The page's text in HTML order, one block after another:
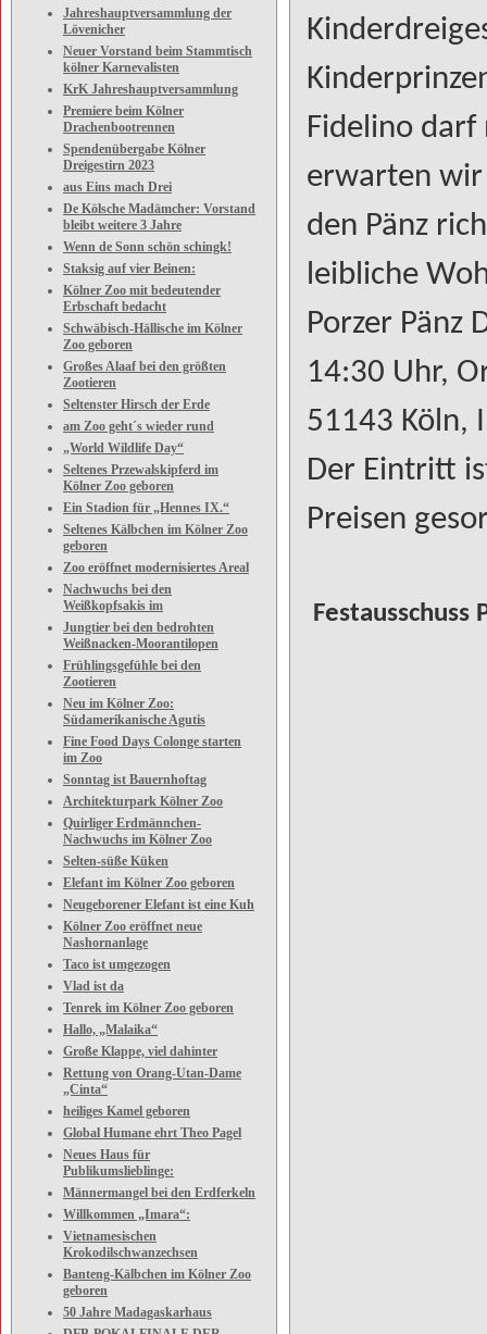
Jahreshauptversammlung der
Lövenicher
Neuer Vorstand beim Stammtisch
kölner Karnevalisten
KrK Jahreshauptversammlung
Premiere beim Kölner
Drachenbootrennen
Spendenübergabe Kölner
Dreigestirn 2023
aus Eins mach Drei
De Kölsche Madämcher: Vorstand
bleibt weitere 3 Jahre
Wenn de Sonn schön schingk!
Staksig auf vier Beinen:
Kölner Zoo mit bedeutender
Erbschaft bedacht
Schwäbisch-Hällische im Kölner
Zoo geboren
Großes Alaaf bei den größten
Zootieren
Seltenster Hirsch der Erde
am Zoo geht´s wieder rund
„World Wildlife Day“
Seltenes Przewalskipferd im
Kölner Zoo geboren
Ein Stadion für „Hennes IX.“
Seltenes Kälbchen im Kölner Zoo
geboren
Zoo eröffnet modernisiertes Areal
Nachwuchs bei den
Weißkopfsakis im
Jungtier bei den bedrohten
Weißnacken-Moorantilopen
Frühlingsgefühle bei den
Zootieren
Neu im Kölner Zoo:
Südamerikanische Agutis
Fine Food Days Colonge starten
im Zoo
Sonntag ist Bauernhoftag
Architekturpark Kölner Zoo
Quirliger Erdmännchen-
Nachwuchs im Kölner Zoo
Selten-süße Küken
Elefant im Kölner Zoo geboren
Neugeborener Elefant ist eine Kuh
Kölner Zoo eröffnet neue
Nashornanlage
Taco ist umgezogen
Vlad ist da
Tenrek im Kölner Zoo geboren
Hallo, „Malaika“
Große Klappe, viel dahinter
Rettung von Orang-Utan-Dame
„Cinta“
heiliges Kamel geboren
Global Humane ehrt Theo Pagel
Neues Haus für
Publikumslieblinge:
Männermangel bei den Erdferkeln
Willkommen „Imara“:
Vietnamesischen
Krokodilschwanzechsen
Banteng-Kälbchen im Kölner Zoo
geboren
50 Jahre Madagaskarhaus
Fidelino darf
erwarten wir
den Pänz
leibliche
Porzer Pänz
14:30 Uhr,
51143 Köln,
Der Eintritt
Preisen
Festausschuss